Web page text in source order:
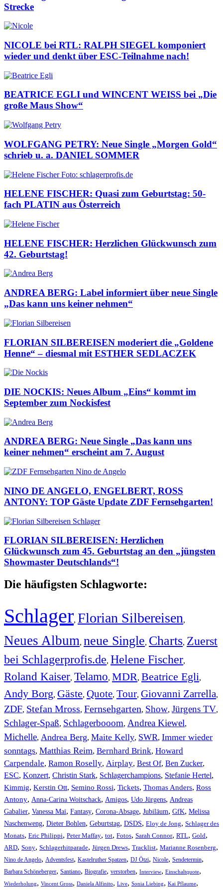
Strecke
NICOLE bei RTL: RALPH SIEGEL komponiert
wieder und denkt über ESC-Teilnahme nach!
BEATRICE EGLI und WINCENT WEISS bei „Die
große Maus Show“
WOLFGANG PETRY: Neue Single „Morgen Gold“
schrieb u. a. DANIEL SOMMER
HELENE FISCHER: Quasi zum Geburtstag: 50-
fach PLATIN aus Österreich
HELENE FISCHER: Herzlichen Glückwunsch zum
42. Geburtstag!
ANDREA BERG: Label informiert über neue Single
„Das kann uns keiner nehmen“
FLORIAN SILBEREISEN moderiert die „Goldene
Henne“ – diesmal mit ESTHER SEDLACZEK
DIE NOCKIS: Neues Album „Eins“ kommt im
September zum Nockisfest
ANDREA BERG: Neue Single „Das kann uns
keiner nehmen“ erscheint am 7. August
NINO DE ANGELO, ENGELBERT, ROSS
ANTONY: TOP Gäste Update ZDF Fernsehgarten!
FLORIAN SILBEREISEN: Herzlichen
Glückwunsch zum 45. Geburtstag an den „jüngsten
Showmaster Deutschlands“!
Die häufigsten Schlagworte:
Schlager, Florian Silbereisen,
Neues Album, neue Single, Charts, Zuerst
bei Schlagerprofis.de, Helene Fischer,
Roland Kaiser, Telamo, MDR, Beatrice Egli,
Andy Borg, Gäste, Quote, Tour, Giovanni Zarrella,
ZDF, Stefan Mross, Fernsehgarten, Show, Jürgens TV,
Schlager-Spaß, Schlagerbooom, Andrea Kiewel,
Michelle, Andrea Berg, Maite Kelly, SWR, Immer wieder
sonntags, Matthias Reim, Bernhard Brink, Howard
Carpendale, Ramon Roselly, Airplay, Best Of, Ben Zucker,
ESC, Konzert, Christin Stark, Schlagerchampions, Stefanie Hertel,
Kimmig, Kerstin Ott, Semino Rossi, Tickets, Thomas Anders, Ross
Antony, Anna-Carina Woitschack, Amigos, Udo Jürgens, Andreas
Gabalier, Vanessa Mai, Fantasy, Corona-Absage, Jubiläum, GfK, Melissa
Naschenweng, Dieter Bohlen, Geburtstag, DSDS, Eloy de Jong, Schlager des
Monats, Eric Philippi, Peter Maffay, tot, Fotos, Sarah Connor, RTL, Gold,
ARD, Sony, Schlagerhitparade, Jürgen Drews, Tracklist, Marianne Rosenberg,
Nino de Angelo, Adventsfest, Kastelruther Spatzen, DJ Ötzi, Nicole, Sendetermin,
Barbara Schöneberger, Santiano, Biografie, verstorben, Interview, Einschaltquote,
Wiederholung, Vincent Gross, Daniela Alfinito, Live, Sonia Liebing, Kai Pflaume,